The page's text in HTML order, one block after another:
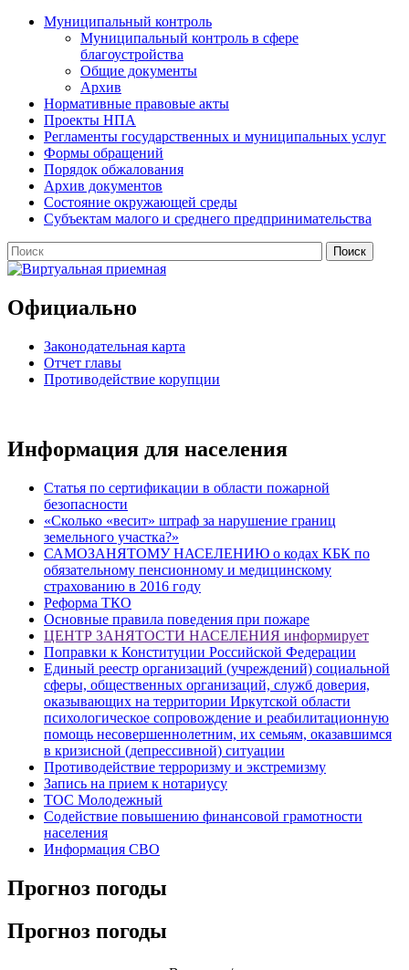
Муниципальный контроль
Муниципальный контроль в сфере
благоустройства
Общие документы
Архив
Нормативные правовые акты
Проекты НПА
Регламенты государственных и муниципальных услуг
Формы обращений
Порядок обжалования
Архив документов
Состояние окружающей среды
Субъектам малого и среднего предпринимательства
Официально
Законодательная карта
Отчет главы
Противодействие корупции
Информация для населения
Статья по сертификации в области пожарной
безопасности
«Сколько «весит» штраф за нарушение границ
земельного участка?»
САМОЗАНЯТОМУ НАСЕЛЕНИЮ о кодах КБК по
обязательному пенсионному и медицинскому
страхованию в 2016 году
Реформа ТКО
Основные правила поведения при пожаре
ЦЕНТР ЗАНЯТОСТИ НАСЕЛЕНИЯ информирует
Поправки к Конституции Российской Федерации
Единый реестр организаций (учреждений) социальной
сферы, общественных организаций, служб доверия,
оказывающих на территории Иркутской области
психологическое сопровождение и реабилитационную
помощь несовершеннолетним, их семьям, оказавшимся
в кризисной (депрессивной) ситуации
Противодействие терроризму и экстремизму
Запись на прием к нотариусу
ТОС Молодежный
Содействие повышению финансовой грамотности
населения
Информация СВО
Прогноз погоды
Прогноз погоды